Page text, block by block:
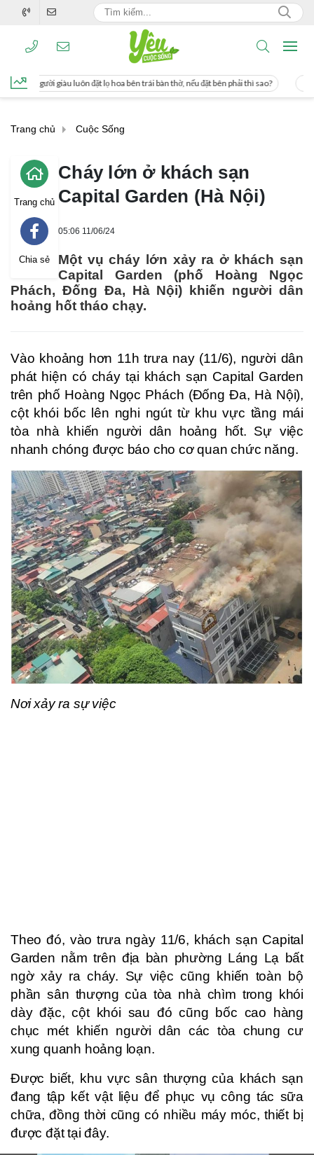
hoa bên trái bàn thờ, nếu đặt bên phải thì sao? Cách uống nước mía giúp
Trang chủ Cuộc Sống
Trang chủ
Chia sẻ
Cháy lớn ở khách sạn
Capital Garden (Hà Nội)
05:06 11/06/24
Một vụ cháy lớn xảy ra ở khách sạn
Capital Garden (phố Hoàng Ngọc
Phách, Đống Đa, Hà Nội) khiến người dân
hoảng hốt tháo chạy.
Vào khoảng hơn 11h trưa nay (11/6), người dân
phát hiện có cháy tại khách sạn Capital Garden
trên phố Hoàng Ngọc Phách (Đống Đa, Hà Nội),
cột khói bốc lên nghi ngút từ khu vực tầng mái
tòa nhà khiến người dân hoảng hốt. Sự việc
nhanh chóng được báo cho cơ quan chức năng.
Nơi xảy ra sự việc
Theo đó, vào trưa ngày 11/6, khách sạn Capital
Garden nằm trên địa bàn phường Láng Lạ bất
ngờ xảy ra cháy. Sự việc cũng khiến toàn bộ
phần sân thượng của tòa nhà chìm trong khói
dày đặc, cột khói sau đó cũng bốc cao hàng
chục mét khiến người dân các tòa chung cư
xung quanh hoảng loạn.
Được biết, khu vực sân thượng của khách sạn
đang tập kết vật liệu để phục vụ công tác sữa
chữa, đồng thời cũng có nhiều máy móc, thiết bị
được đặt tại đây.